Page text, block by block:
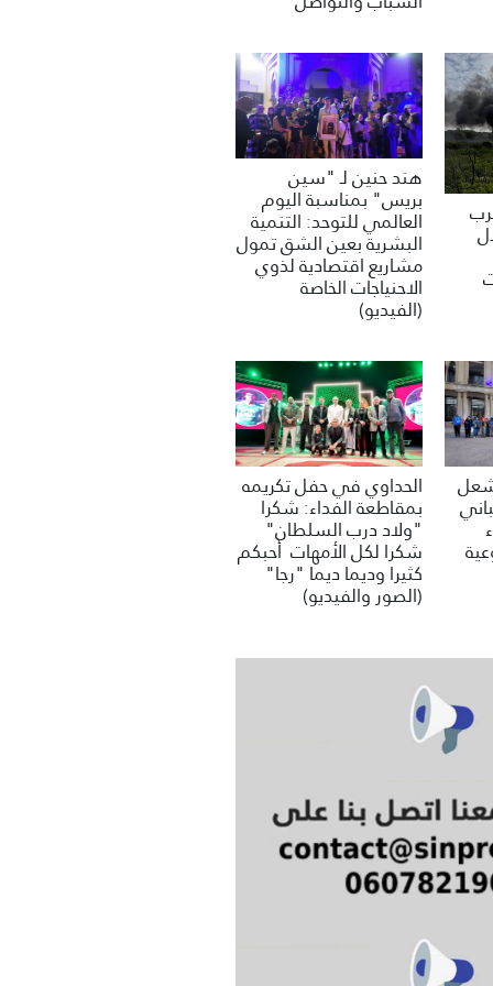
هند حنين لـ "سين
بريس" بمناسبة اليوم
العالمي للتوحد: التنمية
البشرية بعين الشق تمول
مشاريع اقتصادية لذوي
الاحنياجات الخاصة
(الفيديو)
الحداوي في حفل تكريمه
بمقاطعة الفداء: شكرا
"ولاد درب السلطان"
شكرا لكل الأمهات أحبكم
كثيرا وديما ديما "رجا"
(الصور والفيديو)